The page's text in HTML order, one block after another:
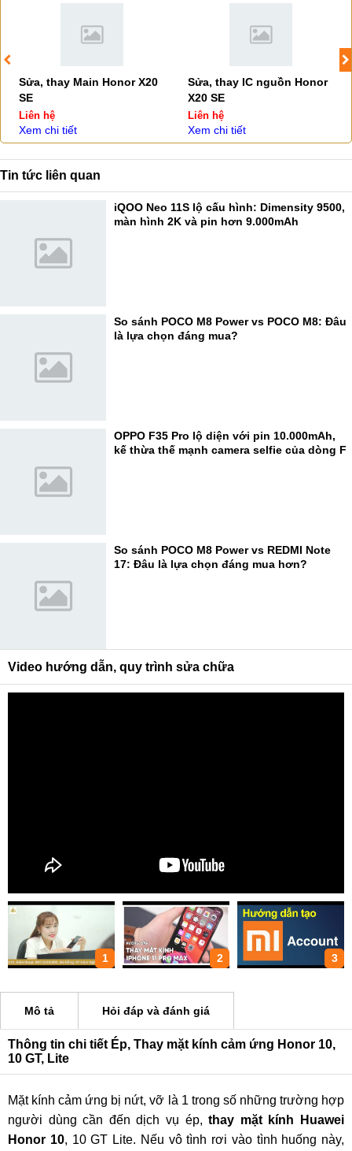
Sửa, thay Main Honor X20
SE
Liên hệ
Xem chi tiết
Sửa, thay IC nguồn Honor
X20 SE
Liên hệ
Xem chi tiết
Tin tức liên quan
iQOO Neo 11S lộ cấu hình: Dimensity 9500,
màn hình 2K và pin hơn 9.000mAh
So sánh POCO M8 Power vs POCO M8: Đâu
là lựa chọn đáng mua?
OPPO F35 Pro lộ diện với pin 10.000mAh,
kế thừa thế mạnh camera selfie của dòng F
So sánh POCO M8 Power vs REDMI Note
17: Đâu là lựa chọn đáng mua hơn?
Video hướng dẫn, quy trình sửa chữa
1 2 3
Mô tả Hỏi đáp và đánh giá
Thông tin chi tiết Ép, Thay mặt kính cảm ứng Honor 10,
10 GT, Lite
Mặt kính cảm ứng bị nứt, vỡ là 1 trong số những trường hợp
người dùng cần đến dịch vụ ép,thay mặt kính Huawei
Honor 10, 10 GT Lite. Nếu vô tình rơi vào tình huống này,